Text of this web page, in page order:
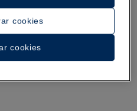
cookies
cookies